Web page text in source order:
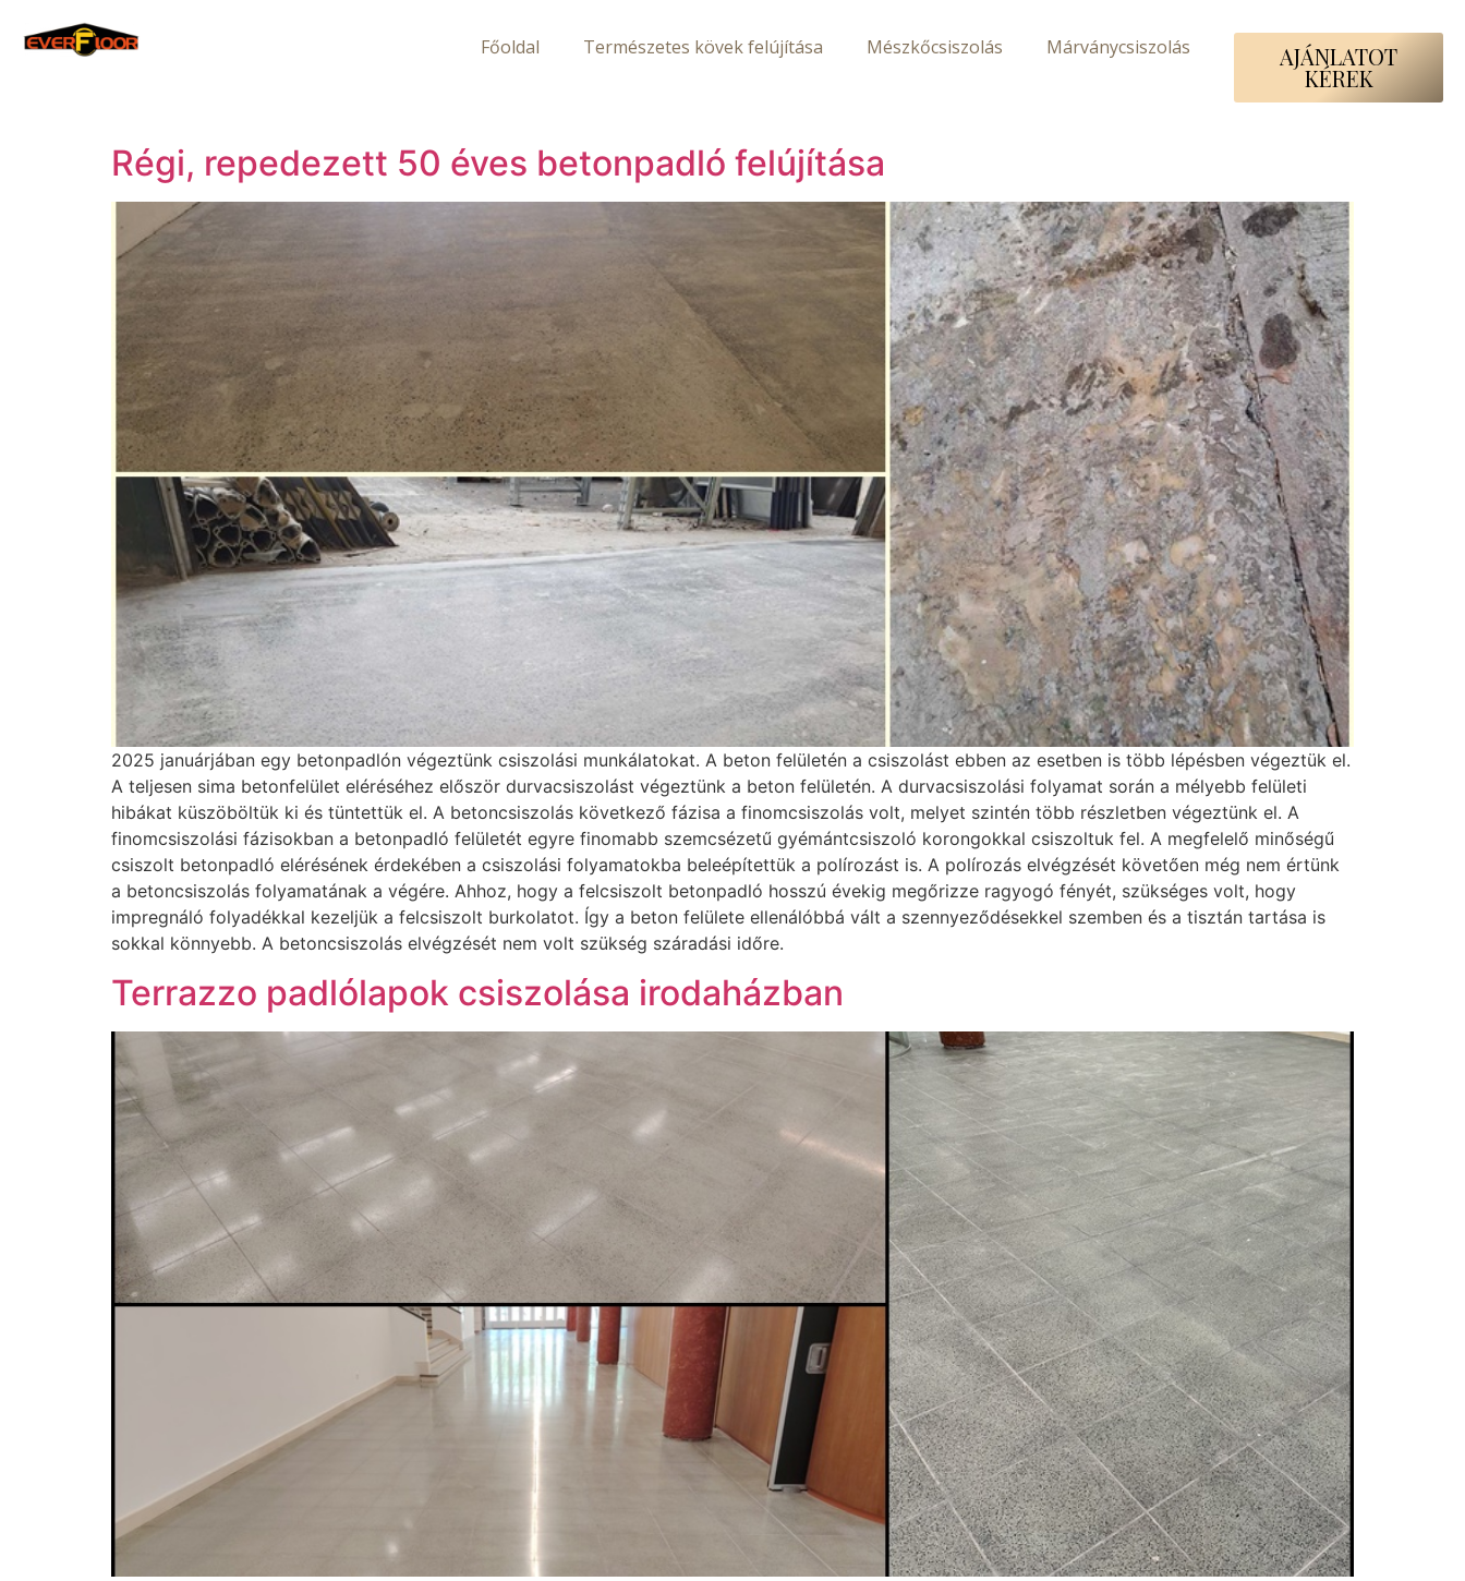
Főoldal Természetes kövek felújítása Mészkőcsiszolás Márványcsiszolás AJÁNLATOT
KÉREK
Régi, repedezett 50 éves betonpadló felújítása
2025 januárjában egy betonpadlón végeztünk csiszolási munkálatokat. A beton felületén a csiszolást ebben az esetben is több lépésben végeztük el.
A teljesen sima betonfelület eléréséhez először durvacsiszolást végeztünk a beton felületén. A durvacsiszolási folyamat során a mélyebb felületi
hibákat küszöböltük ki és tüntettük el. A betoncsiszolás következő fázisa a finomcsiszolás volt, melyet szintén több részletben végeztünk el. A
finomcsiszolási fázisokban a betonpadló felületét egyre finomabb szemcsézetű gyémántcsiszoló korongokkal csiszoltuk fel. A megfelelő minőségű
csiszolt betonpadló elérésének érdekében a csiszolási folyamatokba beleépítettük a polírozást is. A polírozás elvégzését követően még nem értünk
a betoncsiszolás folyamatának a végére. Ahhoz, hogy a felcsiszolt betonpadló hosszú évekig megőrizze ragyogó fényét, szükséges volt, hogy
impregnáló folyadékkal kezeljük a felcsiszolt burkolatot. Így a beton felülete ellenálóbbá vált a szennyeződésekkel szemben és a tisztán tartása is
sokkal könnyebb. A betoncsiszolás elvégzését nem volt szükség száradási időre.
Terrazzo padlólapok csiszolása irodaházban